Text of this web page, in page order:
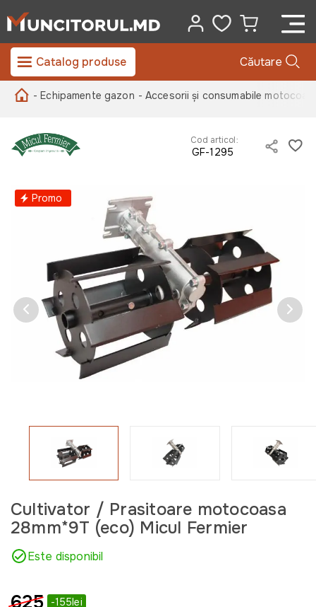
Catalog produse Căutare
- Echipamente gazon - Accesorii și consumabile
Cod articol:
GF-1295
Promo
Cultivator / Prasitoare motocoasa
28mm*9T (eco) Micul Fermier
Este disponibil
625 -155lei